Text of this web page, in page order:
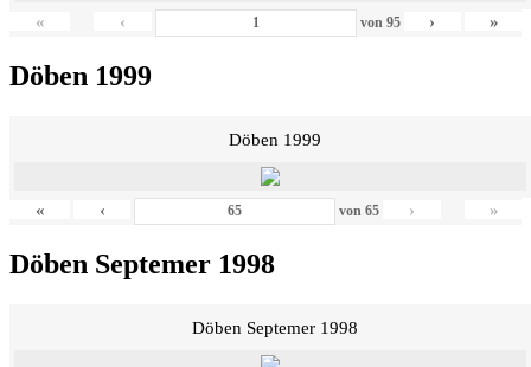
« ‹ von 95 › »
Döben 1999
Döben 1999
« ‹ von65 › »
Döben Septemer 1998
Döben Septemer 1998